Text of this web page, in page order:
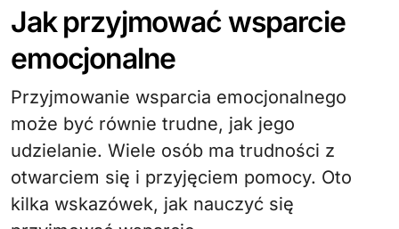
Jak przyjmować wsparcie
emocjonalne
Przyjmowanie wsparcia emocjonalnego
może być równie trudne, jak jego
udzielanie. Wiele osób ma trudności z
otwarciem się i przyjęciem pomocy. Oto
kilka wskazówek, jak nauczyć się